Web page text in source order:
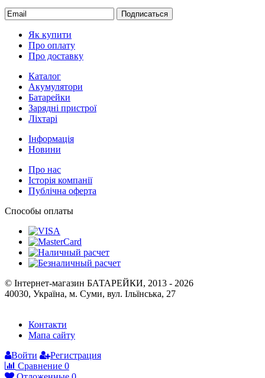
Подписаться
Як купити
Про оплату
Про доставку
Каталог
Акумулятори
Батарейки
Зарядні пристрої
Ліхтарі
Інформація
Новини
Про нас
Історія компанії
Публічна оферта
Способы оплаты
© Інтернет-магазин БАТАРЕЙКИ, 2013 - 2026
40030, Україна, м. Суми, вул. Ільїнська, 27
Контакти
Мапа сайту
Войти
Регистрация
Сравнение 0